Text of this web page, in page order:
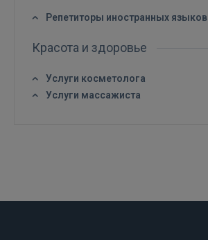
Репетиторы иностранных языков
Красота и здоровье
Услуги косметолога
Услуги массажиста